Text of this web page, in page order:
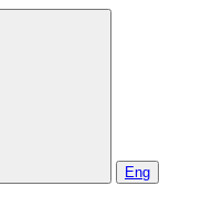
Eng